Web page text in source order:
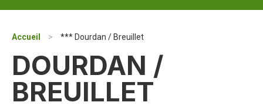
Accueil > *** Dourdan / Breuillet
DOURDAN /
BREUILLET